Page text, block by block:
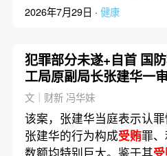
2026年7月29日 · 健康
犯罪部分未遂+自首 国
工局原副局长张建华一
刑10年
文｜财新 冯华妹
该案，张建华当庭表示认罪
张建华的行为构成受贿罪
数额均特别巨大。鉴于其